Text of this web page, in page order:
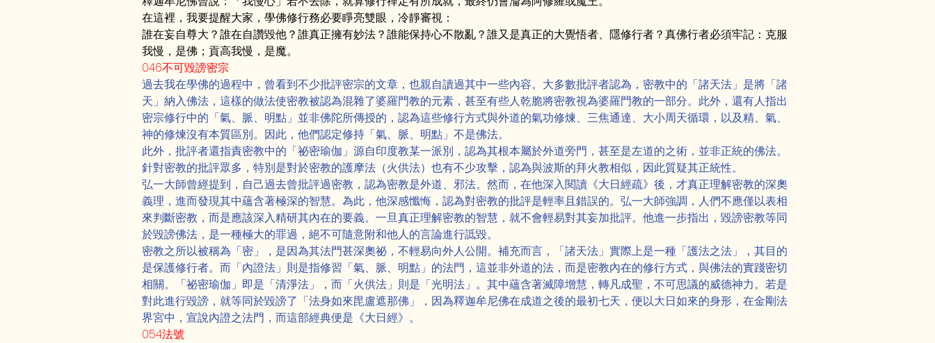
在這裡，我要提醒大家，學佛修行務必要睜亮雙眼，冷靜審視：
誰在妄自尊大？誰在自讚毀他？誰真正擁有妙法？誰能保持心不散亂？誰又是真正的大覺悟者、隱修行者？真佛行者必須牢記：克服
我慢，是佛；貢高我慢，是魔。
046不可毀謗密宗
過去我在學佛的過程中，曾看到不少批評密宗的文章，也親自讀過其中一些內容。大多數批評者認為，密教中的「諸天法」是將「諸
天」納入佛法，這樣的做法使密教被認為混雜了婆羅門教的元素，甚至有些人乾脆將密教視為婆羅門教的一部分。此外，還有人指出
密宗修行中的「氣、脈、明點」並非佛陀所傳授的，認為這些修行方式與外道的氣功修煉、三焦通達、大小周天循環，以及精、氣、
神的修煉沒有本質區別。因此，他們認定修持「氣、脈、明點」不是佛法。
此外，批評者還指責密教中的「祕密瑜伽」源自印度教某一派別，認為其根本屬於外道旁門，甚至是左道的之術，並非正統的佛法。
針對密教的批評眾多，特別是對於密教的護摩法（火供法）也有不少攻擊，認為與波斯的拜火教相似，因此質疑其正統性。
弘一大師曾經提到，自己過去曾批評過密教，認為密教是外道、邪法。然而，在他深入閱讀《大日經疏》後，才真正理解密教的深奧
義理，進而發現其中蘊含著極深的智慧。為此，他深感懺悔，認為對密教的批評是輕率且錯誤的。弘一大師強調，人們不應僅以表相
來判斷密教，而是應該深入精研其內在的要義。一旦真正理解密教的智慧，就不會輕易對其妄加批評。他進一步指出，毀謗密教等同
於毀謗佛法，是一種極大的罪過，絕不可隨意附和他人的言論進行詆毀。
密教之所以被稱為「密」，是因為其法門甚深奧祕，不輕易向外人公開。補充而言，「諸天法」實際上是一種「護法之法」，其目的
是保護修行者。而「內證法」則是指修習「氣、脈、明點」的法門，這並非外道的法，而是密教內在的修行方式，與佛法的實踐密切
相關。「祕密瑜伽」即是「清淨法」，而「火供法」則是「光明法」。其中蘊含著滅障增慧，轉凡成聖，不可思議的威德神力。若是
對此進行毀謗，就等同於毀謗了「法身如來毘盧遮那佛」，因為釋迦牟尼佛在成道之後的最初七天，便以大日如來的身形，在金剛法
界宮中，宣說內證之法門，而這部經典便是《大日經》。
054法號